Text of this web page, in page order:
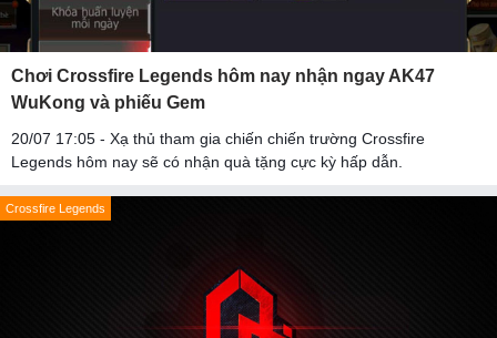
Chơi Crossfire Legends hôm nay nhận ngay AK47
WuKong và phiếu Gem
20/07 17:05 - Xạ thủ tham gia chiến chiến trường Crossfire
Legends hôm nay sẽ có nhận quà tặng cực kỳ hấp dẫn.
Crossfire Legends